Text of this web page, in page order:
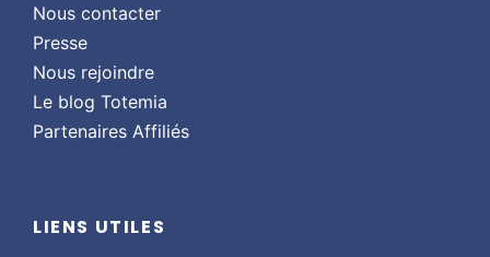
Nous contacter
Presse
Nous rejoindre
Le blog Totemia
Partenaires Affiliés
LIENS UTILES